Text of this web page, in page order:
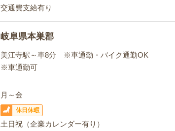
交通費支給有り
岐阜県本巣郡
美江寺駅～車8分 ※車通勤・バイク通勤OK
※車通勤可
月～金
休日休暇
土日祝（企業カレンダー有り）